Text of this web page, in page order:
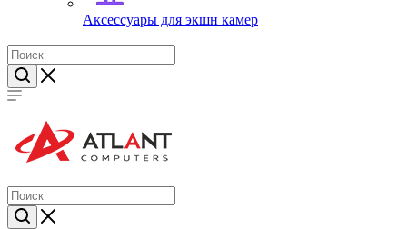
Аксессуары для экшн камер